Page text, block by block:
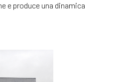
e produce una dinamica